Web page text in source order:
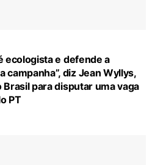
ecologista e defende a
campanha”, diz Jean Wyllys,
para disputar uma vaga
PT